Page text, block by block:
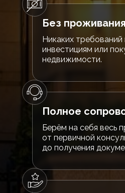
Никаких требований
инвестициям или
недвижимости.
Без
Берём на себя весь
от первичной
до получения
Полное